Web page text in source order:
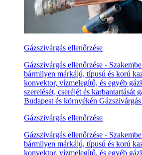
Gázszivárgás ellenőrzése
Gázszivárgás ellenőrzése -
bármilyen márkájú, típusú és korú
konvektor, vízmelegítő, és egyéb
szerelését, cseréjét és karbantartását
Budapest és környékén
Gázszivárgás ellenőrzése
Gázszivárgás ellenőrzése -
bármilyen márkájú, típusú és korú
konvektor, vízmelegítő, és egyéb